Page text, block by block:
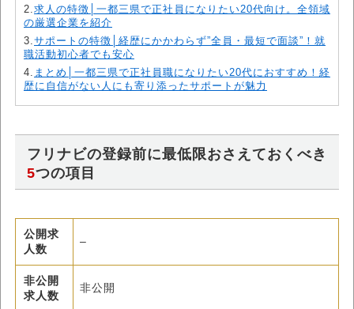
2.求人の特徴│一都三県で正社員になりたい20代向け。全領域
の厳選企業を紹介
3.サポートの特徴│経歴にかかわらず”全員・最短で面談”！就
職活動初心者でも安心
4. まとめ│一都三県で正社員職になりたい20代におすすめ！経
歴に自信がない人にも寄り添ったサポートが魅力
フリナビの登録前に最低限おさえておくべき
5つの項目
公開求
人数
–
非公開
求人数
非公開